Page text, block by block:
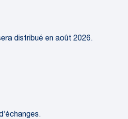
distribué en août 2026.